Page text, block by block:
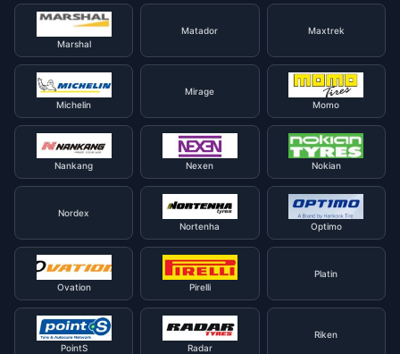
Marshal
Matador Maxtrek
Michelin
Mirage
Momo
Nankang Nexen Nokian
Nordex
Nortenha
Optimo
Ovation Pirelli
Platin
PointS Radar
Riken